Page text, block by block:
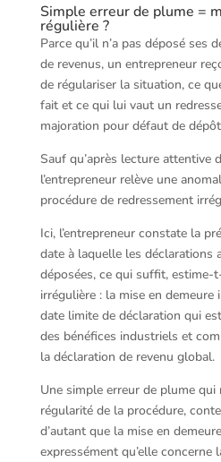
Simple erreur de plume =
régulière ?
Parce qu’il n’a pas déposé ses
de revenus, un entrepreneur
de régulariser la situation, ce
fait et ce qui lui vaut un
majoration pour défaut de
Sauf qu’après lecture attentive
l’entrepreneur relève une
procédure de redressement
Ici, l’entrepreneur constate la
date à laquelle les déclarations
déposées, ce qui suffit, estime-
irrégulière : la mise en demeure
date limite de déclaration qui
des bénéfices industriels et
la déclaration de revenu global.
Une simple erreur de plume qui
régularité de la procédure,
d’autant que la mise en
expressément qu’elle concerne